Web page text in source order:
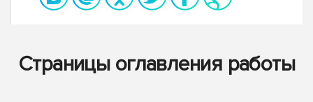
Страницы оглавления работы